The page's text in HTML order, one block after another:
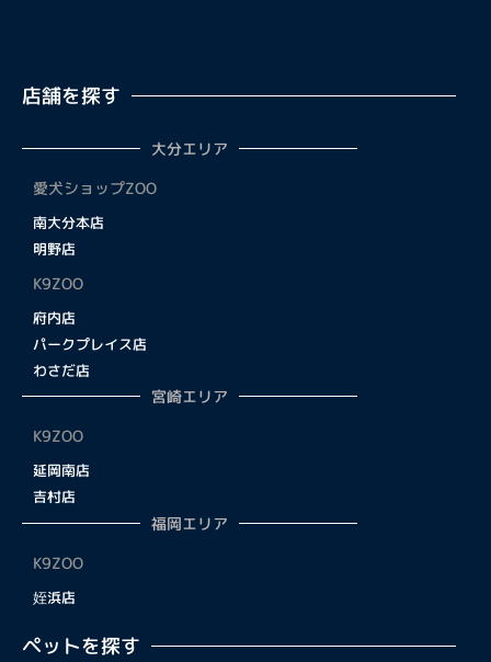
店舗を探す
大分エリア
愛犬ショップZOO
南大分本店
明野店
K9ZOO
府内店
パークプレイス店
わさだ店
宮崎エリア
K9ZOO
延岡南店
吉村店
福岡エリア
K9ZOO
姪浜店
ペットを探す